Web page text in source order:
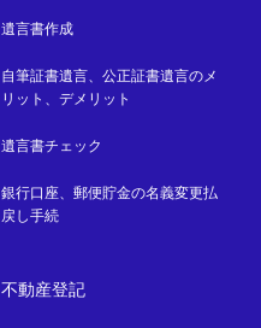
遺言書作成
自筆証書遺言、公正証書遺言のメ
リット、デメリット
遺言書チェック
銀行口座、郵便貯金の名義変更払
戻し手続
不動産登記